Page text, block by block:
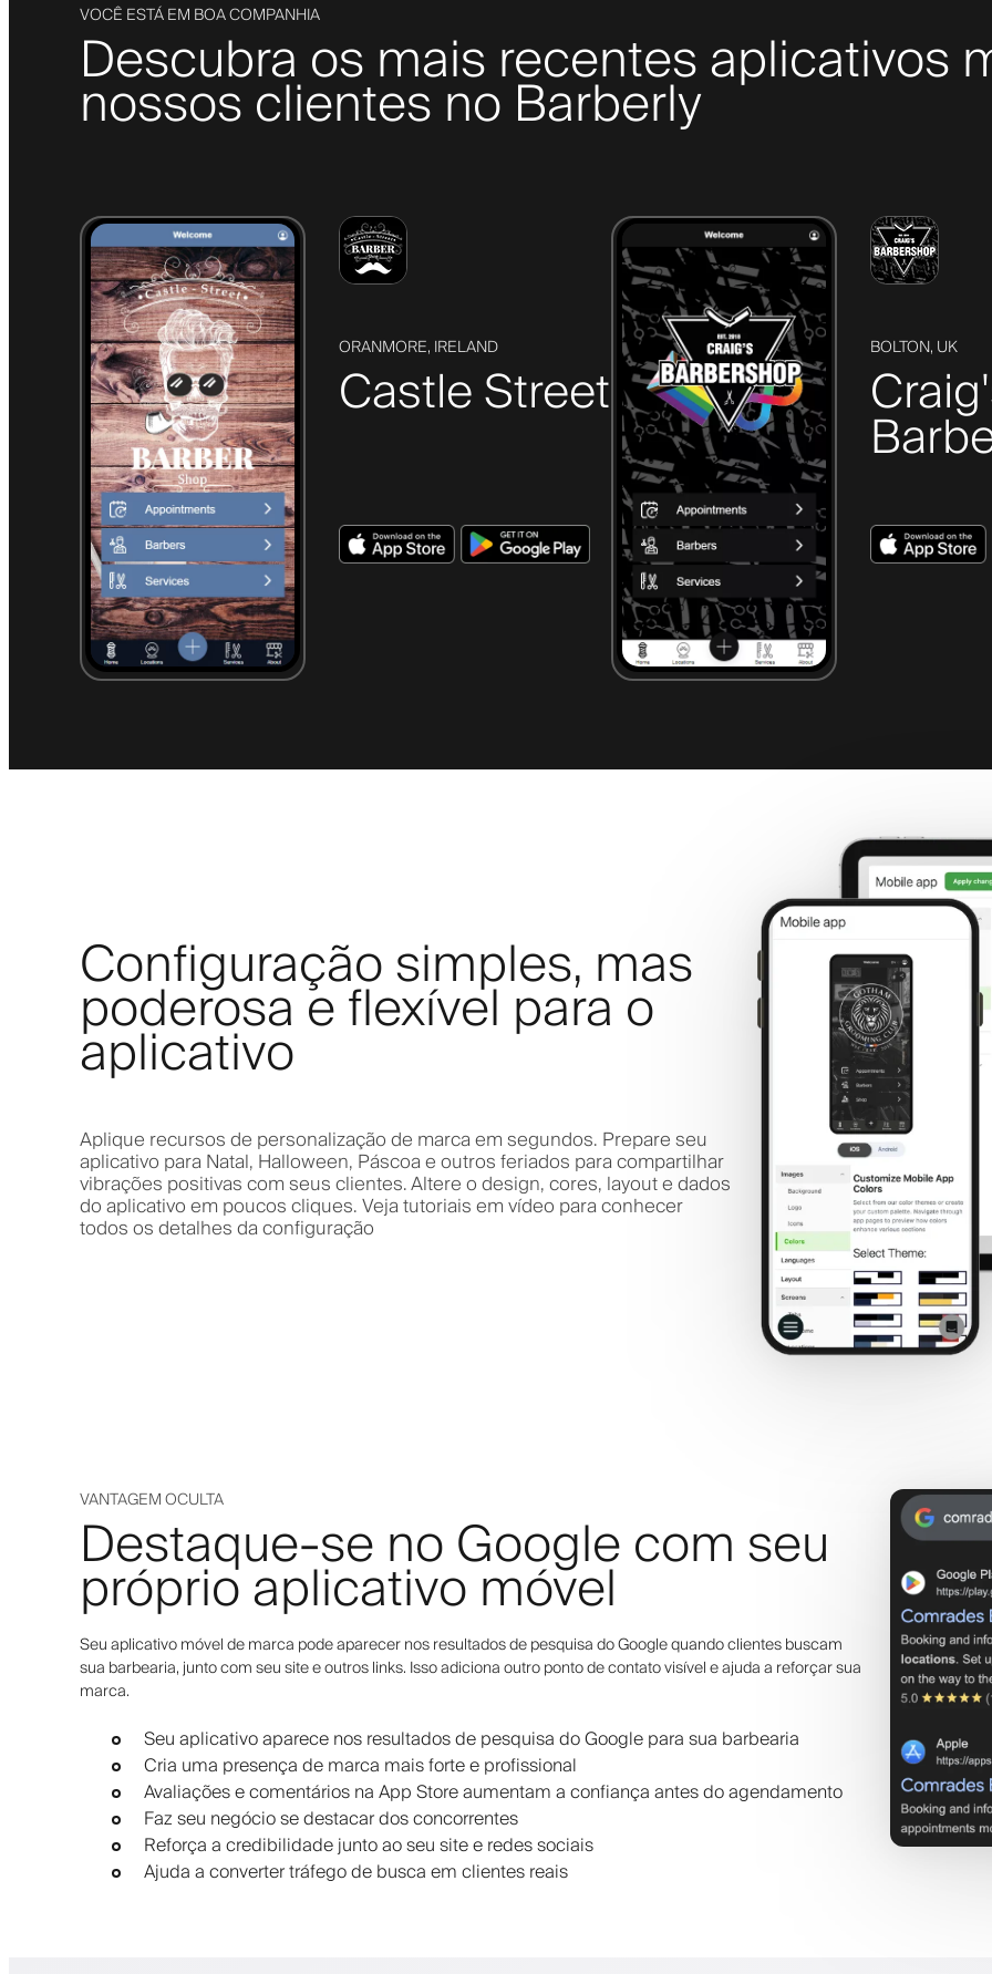
VOCÊ ESTÁ EM BOA COMPANHIA
Descubra os mais recentes aplicativos
nossos clientes no Barberly
ORANMORE, IRELAND
Castle Street
BOLTON, UK
Configuração simples, mas
poderosa e flexível para o
aplicativo
Aplique recursos de personalização de marca em segundos. Prepare seu
aplicativo para Natal, Halloween, Páscoa e outros feriados para compartilhar
vibrações positivas com seus clientes. Altere o design, cores, layout e dados
do aplicativo em poucos cliques. Veja tutoriais em vídeo para conhecer
todos os detalhes da configuração
VANTAGEM OCULTA
Destaque-se no Google com seu
próprio aplicativo móvel
Seu aplicativo móvel de marca pode aparecer nos resultados de pesquisa do Google quando clientes buscam
sua barbearia, junto com seu site e outros links. Isso adiciona outro ponto de contato visível e ajuda a reforçar sua
marca.
Seu aplicativo aparece nos resultados de pesquisa do Google para sua barbearia
Cria uma presença de marca mais forte e profissional
Avaliações e comentários na App Store aumentam a confiança antes do agendamento
Faz seu negócio se destacar dos concorrentes
Reforça a credibilidade junto ao seu site e redes sociais
Ajuda a converter tráfego de busca em clientes reais